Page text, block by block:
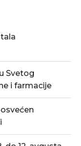
Svetog
i farmacije